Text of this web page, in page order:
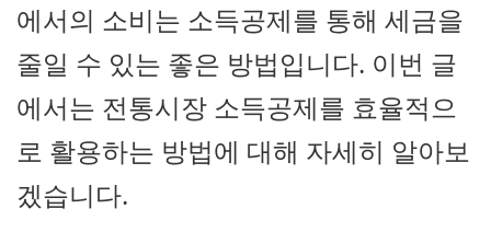
에서의 소비는 소득공제를 통해 세금을
줄일 수 있는 좋은 방법입니다. 이번 글
에서는 전통시장 소득공제를 효율적으
로 활용하는 방법에 대해 자세히 알아보
겠습니다.